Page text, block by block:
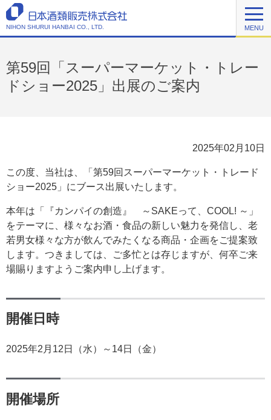
NIHON SHURUI HANBAI CO., LTD. MENU
第59回「スーパーマーケット・トレー
ドショー2025」出展のご案内
2025年02月10日
この度、当社は、「第59回スーパーマーケット・トレード
ショー2025」にブース出展いたします。
本年は「『カンパイの創造』 ～SAKEって、COOL! ～」
をテーマに、様々なお酒・食品の新しい魅力を発信し、老
若男女様々な方が飲んでみたくなる商品・企画をご提案致
します。つきましては、ご多忙とは存じますが、何卒ご来
場賜りますようご案内申し上げます。
開催日時
2025年2月12日（水）～14日（金）
開催場所